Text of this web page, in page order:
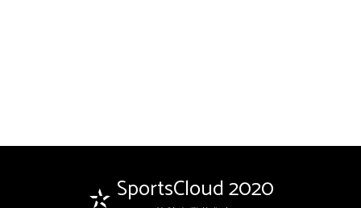
SportsCloud 2020